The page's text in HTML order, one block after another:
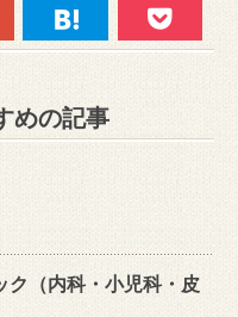
めの記事
ク（内科・小児科・皮